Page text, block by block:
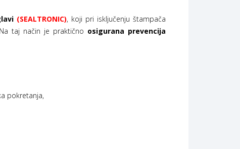
(SEALTRONIC), koji pri isključenju štampača
taj način je praktično osigurana prevencija
pokretanja,